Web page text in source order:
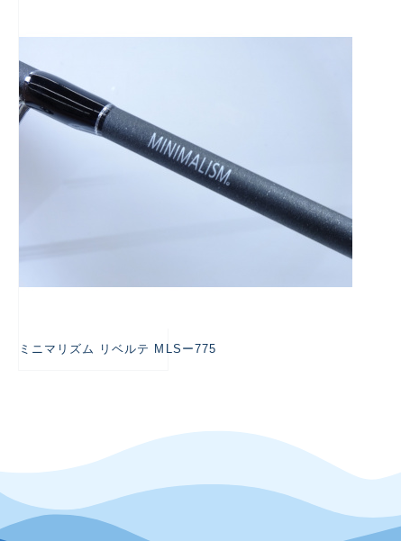
悪
ミニマリズム リベルテ MLSー775